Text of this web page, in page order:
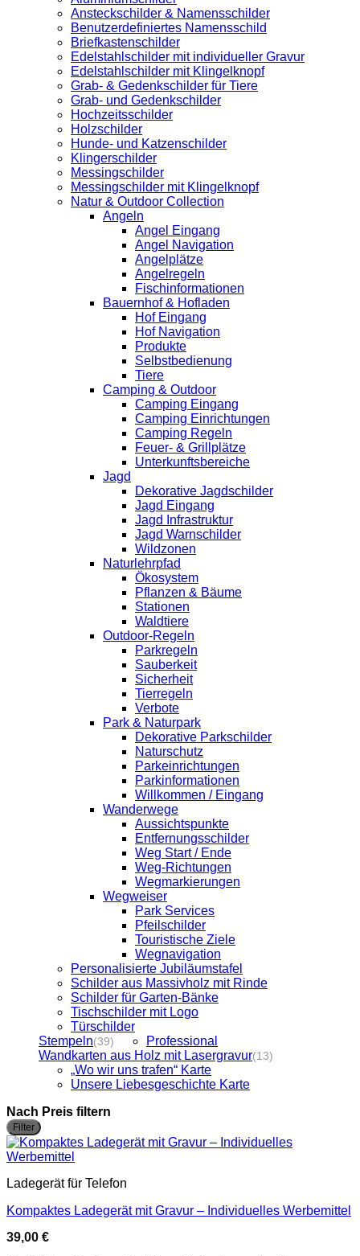
Ansteckschilder & Namensschilder
Benutzerdefiniertes Namensschild
Briefkastenschilder
Edelstahlschilder mit individueller Gravur
Edelstahlschilder mit Klingelknopf
Grab- & Gedenkschilder für Tiere
Grab- und Gedenkschilder
Hochzeitsschilder
Holzschilder
Hunde- und Katzenschilder
Klingerschilder
Messingschilder
Messingschilder mit Klingelknopf
Natur & Outdoor Collection
Angeln
Angel Eingang
Angel Navigation
Angelplätze
Angelregeln
Fischinformationen
Bauernhof & Hofladen
Hof Eingang
Hof Navigation
Produkte
Selbstbedienung
Tiere
Camping & Outdoor
Camping Eingang
Camping Einrichtungen
Camping Regeln
Feuer- & Grillplätze
Unterkunftsbereiche
Jagd
Dekorative Jagdschilder
Jagd Eingang
Jagd Infrastruktur
Jagd Warnschilder
Wildzonen
Naturlehrpfad
Ökosystem
Pflanzen & Bäume
Stationen
Waldtiere
Outdoor-Regeln
Parkregeln
Sauberkeit
Sicherheit
Tierregeln
Verbote
Park & Naturpark
Dekorative Parkschilder
Naturschutz
Parkeinrichtungen
Parkinformationen
Willkommen / Eingang
Wanderwege
Aussichtspunkte
Entfernungsschilder
Weg Start / Ende
Weg-Richtungen
Wegmarkierungen
Wegweiser
Park Services
Pfeilschilder
Touristische Ziele
Wegnavigation
Personalisierte Jubiläumstafel
Schilder aus Massivholz mit Rinde
Schilder für Garten-Bänke
Tischschilder mit Logo
Türschilder
Stempeln(39)
Professional
Wandkarten aus Holz mit Lasergravur(13)
„Wo wir uns trafen“ Karte
Unsere Liebesgeschichte Karte
Nach Preis filtern
Filter
Ladegerät für Telefon
Kompaktes Ladegerät mit Gravur – Individuelles Werbemittel
39,00 €